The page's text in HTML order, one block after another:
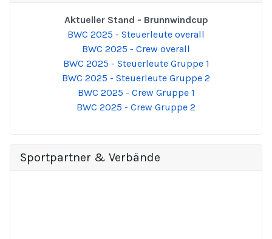
Aktueller Stand - Brunnwindcup
BWC 2025 - Steuerleute overall
BWC 2025 - Crew overall
BWC 2025 - Steuerleute Gruppe 1
BWC 2025 - Steuerleute Gruppe 2
BWC 2025 - Crew Gruppe 1
BWC 2025 - Crew Gruppe 2
Sportpartner & Verbände